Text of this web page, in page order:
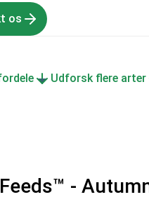
os
Udforsk flere arter
-